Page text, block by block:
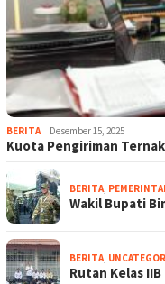
BERITA Desember 15, 2025
Kuota Pengiriman
BERITA
Wakil Bupati
BERITA
Rutan Kelas